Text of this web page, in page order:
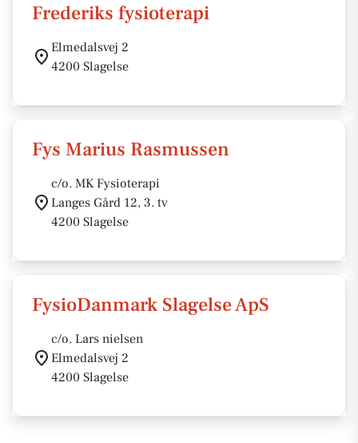
Frederiks fysioterapi
Elmedalsvej 2
4200 Slagelse
Fys Marius Rasmussen
c/o. MK Fysioterapi
Langes Gård 12, 3. tv
4200 Slagelse
FysioDanmark Slagelse ApS
c/o. Lars nielsen
Elmedalsvej 2
4200 Slagelse